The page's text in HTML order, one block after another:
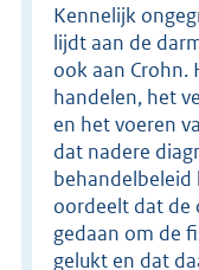
Kennelijk
lijdt aan de
ook aan Crohn.
handelen, het
en het voeren
dat nadere
behandelbeleid
oordeelt dat de
gedaan om de
gelukt en dat